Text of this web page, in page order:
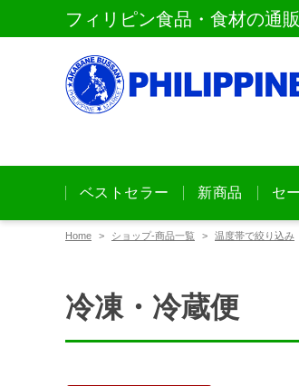
フィリピン食品・食材の通
ベストセラー 新商品 セ
Home ショップ-商品一覧 温度帯で絞り込み
冷凍・冷蔵便